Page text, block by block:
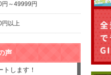
円～49999円
円以上
声
トします！